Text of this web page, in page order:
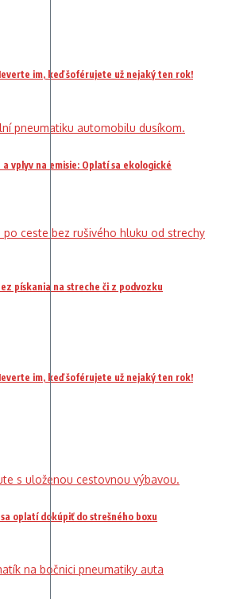
im, keď šoférujete už nejaký ten rok!
vplyv na emisie: Oplatí sa ekologické
pískania na streche či z podvozku
im, keď šoférujete už nejaký ten rok!
oplatí dokúpiť do strešného boxu